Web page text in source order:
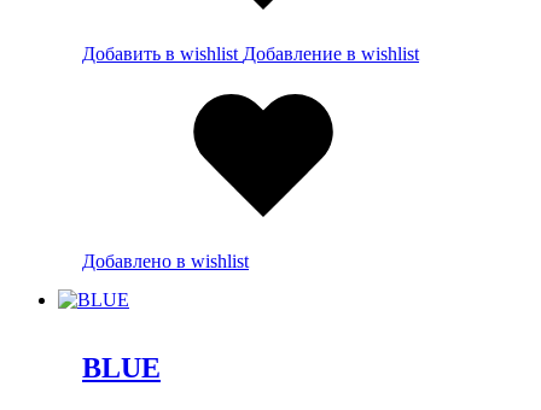
Добавить в wishlist Добавление в wishlist
Добавлено в wishlist
BLUE